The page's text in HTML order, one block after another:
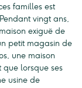
familles est
vingt ans,
exiguë de
petit magasin de
une maison
lorsque ses
usine de